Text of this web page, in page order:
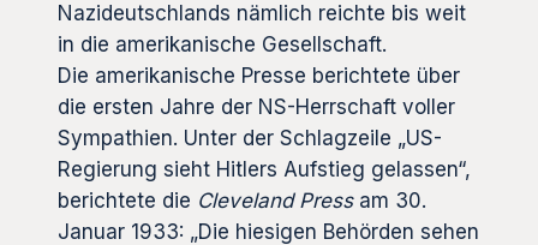
Nazideutschlands nämlich reichte bis weit
in die amerikanische Gesellschaft.
Die amerikanische Presse berichtete über
die ersten Jahre der NS-Herrschaft voller
Sympathien. Unter der Schlagzeile „US-
Regierung sieht Hitlers Aufstieg gelassen“,
berichtete die Cleveland Pressam 30.
Januar 1933: „Die hiesigen Behörden sehen